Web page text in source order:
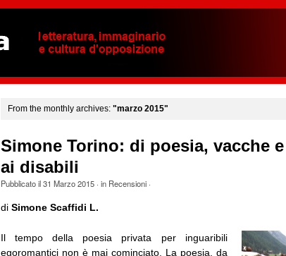
From the monthly archives: "marzo 2015"
Simone Torino: di poesia, vacche
ai disabili
Pubblicato il31 Marzo 2015· in Recensioni·
di Simone Scaffidi L.
Il tempo della poesia privata per inguaribili
egoromantici non è mai cominciato. La poesia, da